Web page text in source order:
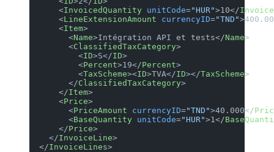
      <
InvoicedQuantity unitCode="HUR">10</
      <
LineExtensionAmount currencyID="TND"
      <
Item>
        <
Name>Intégration API et tests</Name>
        <
ClassifiedTaxCategory>
          <
ID>S</ID>
          <
Percent>19</Percent>
          <
TaxScheme><ID>TVA</ID></TaxScheme>
        </
ClassifiedTaxCategory>
      </
Item>
      <
Price>
        <
PriceAmount currencyID="TND">40.000</
        <
BaseQuantity unitCode="HUR">1</
      </
Price>
    </
InvoiceLine>
  </
InvoiceLines>